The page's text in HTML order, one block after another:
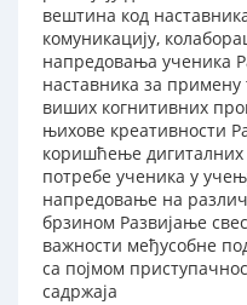
вештина код
комуникацију,
напредовања ученика
наставника за примену
виших когнитивних
њихове креативности
коришћење дигиталних
потребе ученика у
напредовање на
брзином Развијање
важности међусобне
са појмом
садржаја